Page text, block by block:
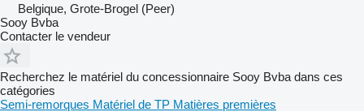
Belgique, Grote-Brogel (Peer)
Sooy Bvba
Contacter le vendeur
Recherchez le matériel du concessionnaire Sooy Bvba dans ces
catégories
Semi-remorques Matériel de TP Matières premières